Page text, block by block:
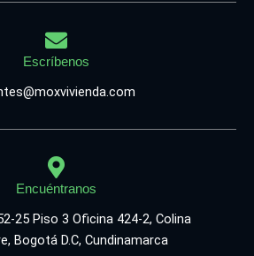
Escríbenos
Encuéntranos
25 Piso 3 Oficina 424-2, Colina
Bogotá D.C, Cundinamarca